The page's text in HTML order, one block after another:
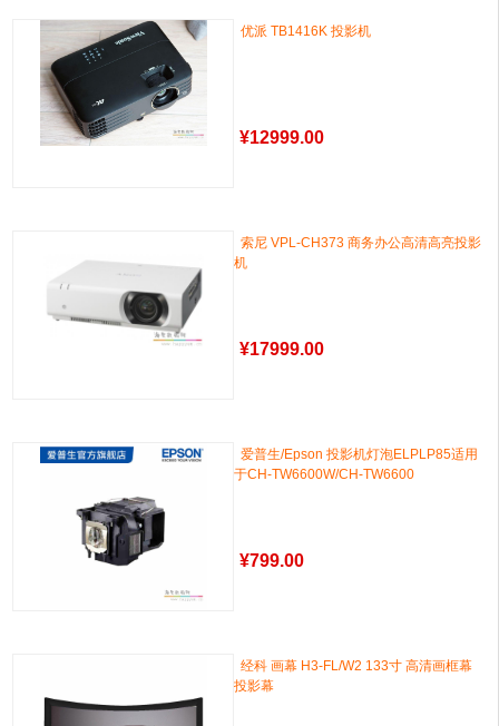
优派 TB1416K 投影机
¥12999.00
索尼 VPL-CH373 商务办公高清高亮投影
机
¥17999.00
爱普生/Epson 投影机灯泡ELPLP85适用
于CH-TW6600W/CH-TW6600
¥799.00
经科 画幕 H3-FL/W2 133寸 高清画框幕
投影幕